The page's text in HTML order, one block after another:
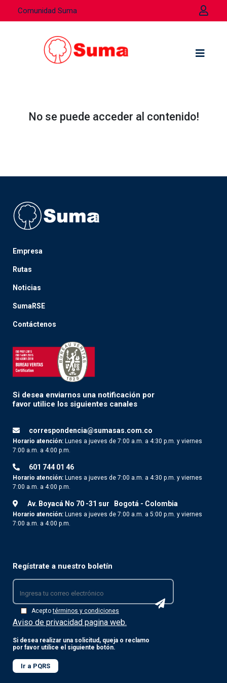
Comunidad Suma
No se puede acceder al contenido!
Empresa
Rutas
Noticias
SumaRSE
Contáctenos
Si desea enviarnos una notificación por
favor utilice los siguientes canales
correspondencia@sumasas.com.co
Horario atención: Lunes a jueves de 7:00 a.m. a 4:30 p.m. y viernes
7:00 a.m. a 4:00 p.m.
601 744 01 46
Horario atención: Lunes a jueves de 7:00 a.m. a 4:30 p.m. y viernes
7:00 a.m. a 4:00 p.m.
Av. Boyacá No 70 -31 sur Bogotá - Colombia
Horario atención: Lunes a jueves de 7:00 a.m. a 5:00 p.m. y viernes
7:00 a.m. a 4:00 p.m.
Regístrate a nuestro boletín
Aceptotérminos y condiciones
Aviso de privacidad pagina web.
Si desea realizar una solicitud, queja o reclamo
por favor utilice el siguiente botón.
Ir a PQRS